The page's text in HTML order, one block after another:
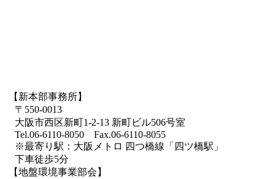
【新本部事務所】
〒550-0013
大阪市西区新町1-2-13 新町ビル506号室
Tel.06-6110-8050 Fax.06-6110-8055
※最寄り駅：大阪メトロ 四つ橋線「四ツ橋駅」
下車徒歩5分
【地盤環境事業部会】